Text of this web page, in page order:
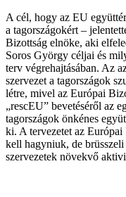
A cél, hogy az EU
a tagországokért –
Bizottság elnöke, aki
Soros György céljai és
terv végrehajtásában. Az
szervezet a tagországok
létre, mivel az Európai
„rescEU” bevetéséről az
tagországok önkénes
ki. A tervezetet az Európai
kell hagyniuk, de
szervezetek növekvő